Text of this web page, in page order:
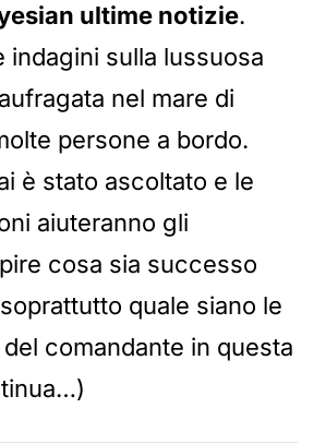
ultime notizie.
indagini sulla lussuosa
nel mare di
persone a bordo.
è stato ascoltato e le
aiuteranno gli
cosa sia successo
quale siano le
comandante in questa